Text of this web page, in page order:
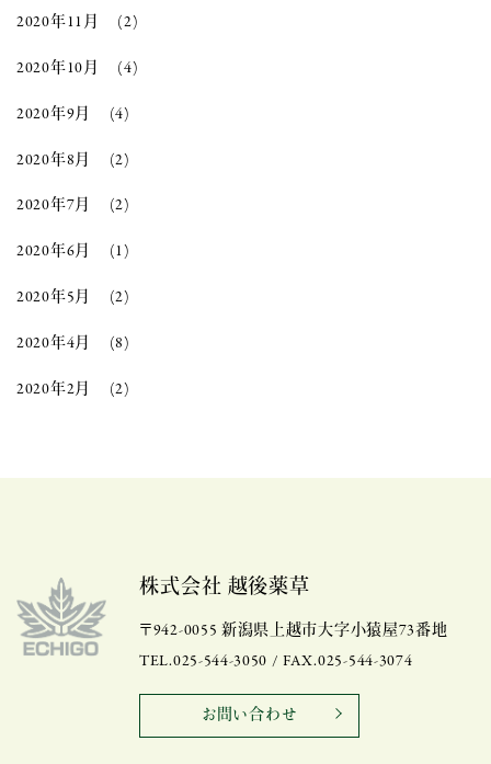
2020年11月 (2)
2020年10月 (4)
2020年9月 (4)
2020年8月 (2)
2020年7月 (2)
2020年6月 (1)
2020年5月 (2)
2020年4月 (8)
2020年2月 (2)
株式会社 越後薬草
〒942-0055 新潟県上越市大字小猿屋73番地
TEL.025-544-3050 / FAX.025-544-3074
お問い合わせ